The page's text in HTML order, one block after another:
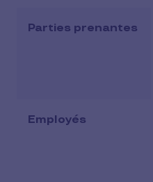
Parties prenantes
Employés